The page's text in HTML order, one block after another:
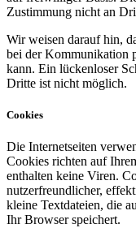
Zustimmung nicht an
Wir weisen darauf hin,
bei der Kommunikation
kann. Ein lückenloser
Dritte ist nicht möglich.
Cookies
Die Internetseiten
Cookies richten auf
enthalten keine Viren.
nutzerfreundlicher,
kleine Textdateien, die
Ihr Browser speichert.